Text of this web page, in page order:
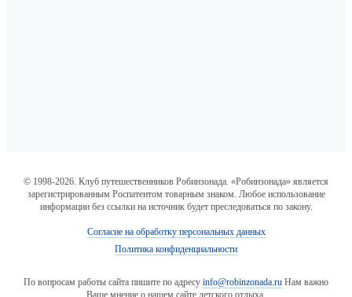
© 1998-2026. Клуб путешественников Робинзонада. «Робинзонада» является
зарегистрированным Роспатентом товарным знаком. Любое использование
информации без ссылки на источник будет преследоваться по закону.
Согласие на обработку персональных данных
Политика конфиденциальности
По вопросам работы сайта пишите по адресу info@robinzonada.ru Нам важно